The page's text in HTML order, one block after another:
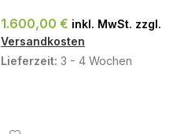
1.600,00 € inkl. MwSt. zzgl.
Versandkosten
Lieferzeit: 3 - 4 Wochen